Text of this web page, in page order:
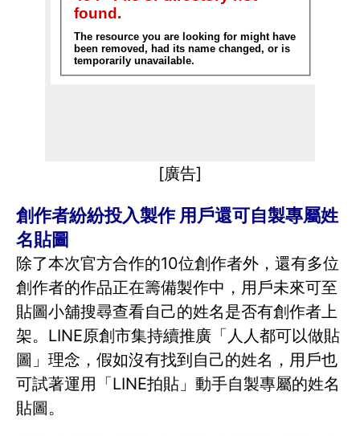
[廣告]
創作者紛紛投入製作 用戶還可自製專屬姓
名貼圖
除了本次官方合作的10位創作者外，還有多位
創作者的作品正在籌備製作中，用戶未來可至
貼圖小舖搜尋查看自己的姓名是否有創作者上
架。LINE原創市集持續推廣「人人都可以做貼
圖」理念，假如沒有找到自己的姓名，用戶也
可試著運用「LINE拍貼」動手自製專屬的姓名
貼圖。